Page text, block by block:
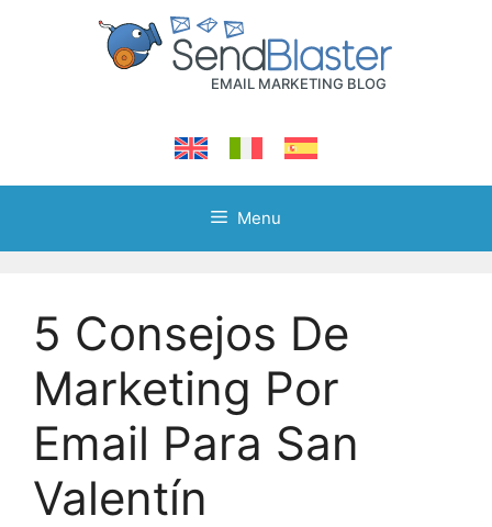
Menu
5 Consejos De
Marketing Por
Email Para San
Valentín